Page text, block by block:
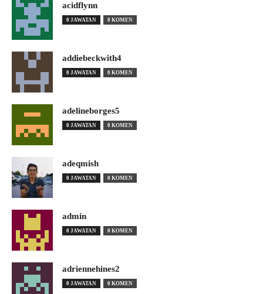
acidflynn
0 JAWATAN 0 KOMEN
addiebeckwith4
0 JAWATAN 0 KOMEN
adelineborges5
0 JAWATAN 0 KOMEN
adeqmish
0 JAWATAN 0 KOMEN
admin
0 JAWATAN 0 KOMEN
adriennehines2
0 JAWATAN 0 KOMEN